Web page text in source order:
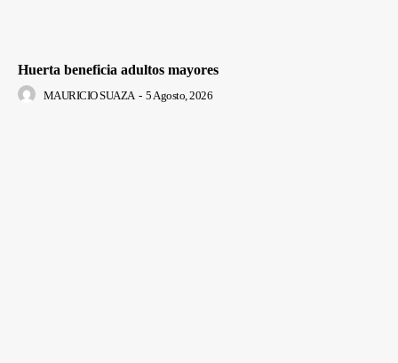
Huerta beneficia adultos mayores
MAURICIO SUAZA - 5 Agosto, 2026